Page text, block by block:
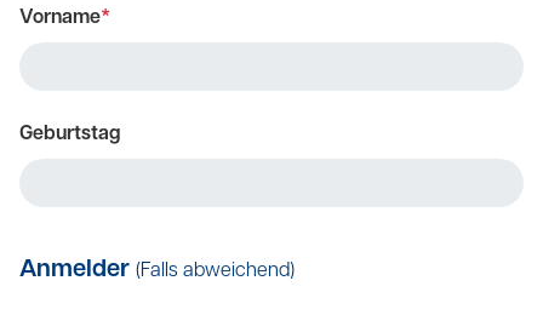
Vorname*
Geburtstag
Anmelder (Falls abweichend)